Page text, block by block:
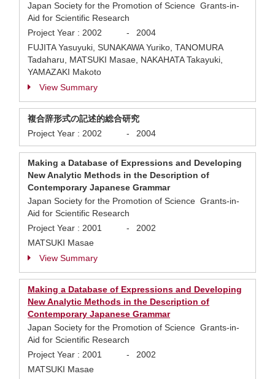
Japan Society for the Promotion of Science Grants-in-
Aid for Scientific Research
Project Year : 2002 -
2004
FUJITA Yasuyuki, SUNAKAWA Yuriko, TANOMURA
Tadaharu, MATSUKI Masae, NAKAHATA Takayuki,
YAMAZAKI Makoto
View Summary
複合辞形式の記述的総合研究
Project Year : 2002 - 2004
Making a Database of Expressions and Developing
New Analytic Methods in the Description of
Contemporary Japanese Grammar
Japan Society for the Promotion of Science Grants-in-
Aid for Scientific Research
Project Year : 2001 -
2002
MATSUKI Masae
View Summary
Making a Database of Expressions and Developing
New Analytic Methods in the Description of
Contemporary Japanese Grammar
Japan Society for the Promotion of Science Grants-in-
Aid for Scientific Research
Project Year : 2001 -
2002
MATSUKI Masae